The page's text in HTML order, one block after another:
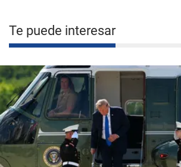
Te puede interesar